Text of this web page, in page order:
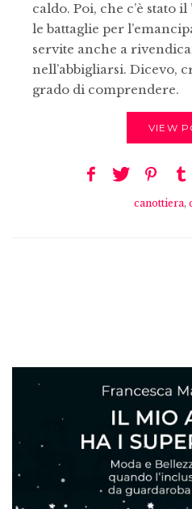
caldo. Poi, che c’è stato il
le battaglie per
servite anche a
nell’abbigliarsi. Dicevo,
grado di comprendere.
VIEW
canottiera,